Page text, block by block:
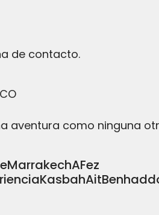
de contacto.
aventura como ninguna